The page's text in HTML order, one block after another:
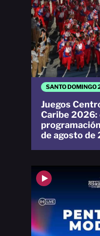
SANTO DOMINGO
Juegos
Caribe 2026:
de agosto de